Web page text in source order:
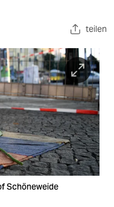
teilen
Schöneweide